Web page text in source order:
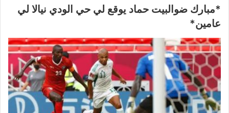
*مبارك ضوالبيت حماد يوقع لي حي الودي نيالا لي
عامين*